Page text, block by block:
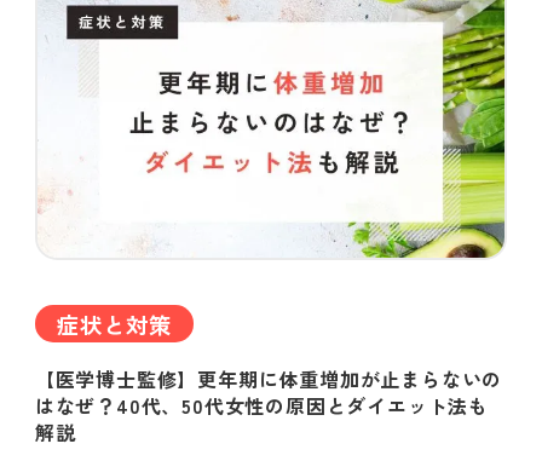
症状と対策
【医学博士監修】更年期に体重増加が止まらないの
はなぜ？40代、50代女性の原因とダイエット法も
解説